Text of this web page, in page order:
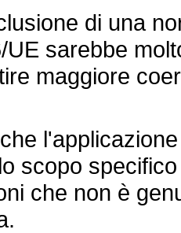
di una
UE sarebbe
maggiore
scopo
che non è